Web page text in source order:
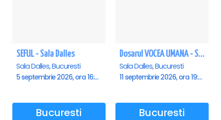
SEFUL - Sala Dalles
Sala Dalles, Bucuresti
5 septembrie 2026, ora 16:00
Dosarul VOCEA UMANA - Sala Dalles
Sala Dalles, Bucuresti
11 septembrie 2026, ora 19:30
Bucuresti Bucuresti